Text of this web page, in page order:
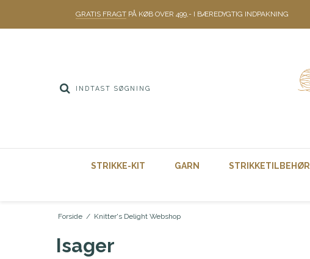
GRATIS FRAGTPÅ KØB OVER 499,- I BÆREDYGTIG INDPAKNING
STRIKKE-KIT GARN STRIKKETILBEHØR
Forside / Knitter's Delight Webshop
Isager